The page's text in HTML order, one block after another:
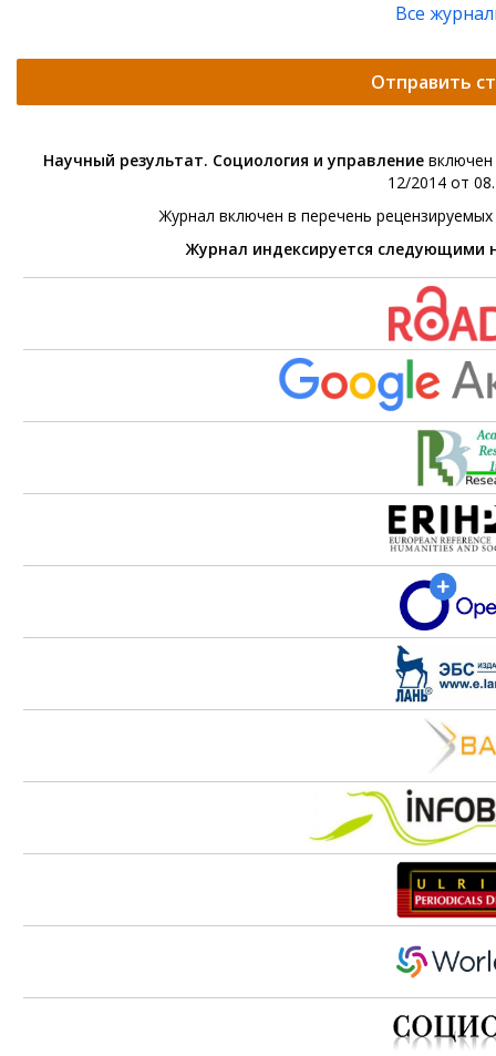
Все
Отправить
Научный результат. Социология и управление
12/2014 от
Журнал включен в перечень
Журнал индексируется